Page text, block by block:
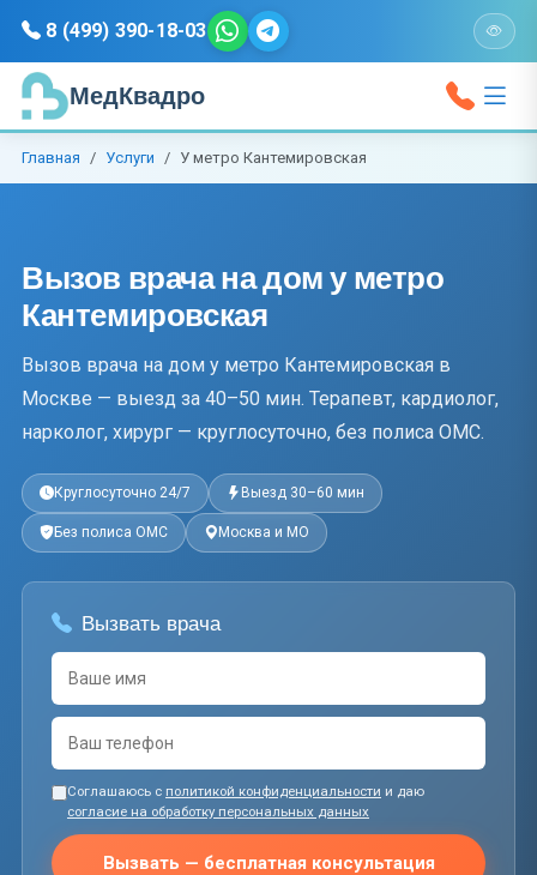
8 (499) 390-18-03
МедКвадро
Главная Услуги У метро Кантемировская
Вызов врача на дом у метро
Кантемировская
Вызов врача на дом у метро Кантемировская в
Москве — выезд за 40–50 мин. Терапевт, кардиолог,
нарколог, хирург — круглосуточно, без полиса ОМС.
Круглосуточно 24/7 Выезд 30–60 мин
Без полиса ОМС Москва и МО
Вызвать врача
Соглашаюсь с политикой конфиденциальности и даю
согласие на обработку персональных данных
Вызвать — бесплатная консультация